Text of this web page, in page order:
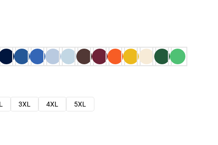
3XL 4XL 5XL